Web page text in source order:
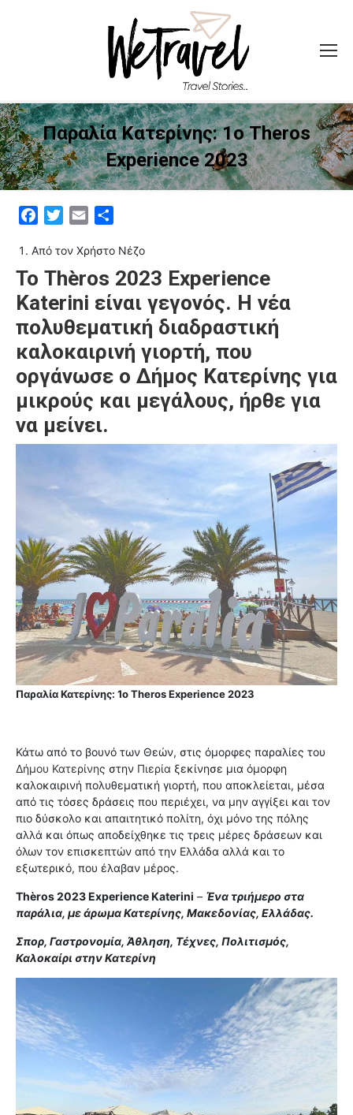
Παραλία Κατερίνης: 1ο Theros
Experience 2023
FacebookTwitterEmail
Από τον Χρήστο Νέζο
Το Thèros 2023 Experience
Katerini είναι γεγονός. Η νέα
πολυθεματική διαδραστική
καλοκαιρινή γιορτή, που
οργάνωσε ο Δήμος Κατερίνης για
μικρούς και μεγάλους, ήρθε για
να μείνει.
Παραλία Κατερίνης: 1ο Theros Experience 2023
Κάτω από το βουνό των Θεών, στις όμορφες παραλίες του
Δήμου Κατερίνης στην Πιερία ξεκίνησε μια όμορφη
καλοκαιρινή πολυθεματική γιορτή, που αποκλείεται, μέσα
από τις τόσες δράσεις που περιέχει, να μην αγγίξει και τον
πιο δύσκολο και απαιτητικό πολίτη, όχι μόνο της πόλης
αλλά και όπως αποδείχθηκε τις τρεις μέρες δράσεων και
όλων τον επισκεπτών από την Ελλάδα αλλά και το
εξωτερικό, που έλαβαν μέρος.
Thèros 2023 Experience Katerini – Ένα τριήμερο στα
παράλια, με άρωμα Κατερίνης, Μακεδονίας, Ελλάδας.
Σπορ, Γαστρονομία, Άθληση, Τέχνες, Πολιτισμός,
Καλοκαίρι στην Κατερίνη